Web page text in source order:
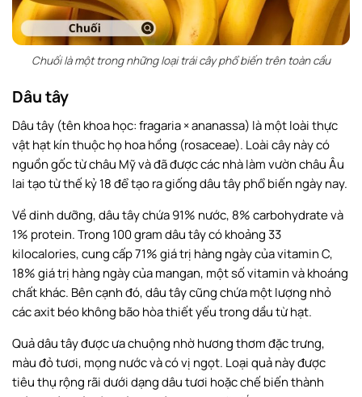
Chuối là một trong những loại trái cây phổ biến trên toàn cầu
Dâu tây
Dâu tây (tên khoa học: fragaria × ananassa) là một loài thực
vật hạt kín thuộc họ hoa hồng (rosaceae). Loài cây này có
nguồn gốc từ châu Mỹ và đã được các nhà làm vườn châu Âu
lai tạo từ thế kỷ 18 để tạo ra giống dâu tây phổ biến ngày nay.
Về dinh dưỡng, dâu tây chứa 91% nước, 8% carbohydrate và
1% protein. Trong 100 gram dâu tây có khoảng 33
kilocalories, cung cấp 71% giá trị hàng ngày của vitamin C,
18% giá trị hàng ngày của mangan, một số vitamin và khoáng
chất khác. Bên cạnh đó, dâu tây cũng chứa một lượng nhỏ
các axit béo không bão hòa thiết yếu trong dầu từ hạt.
Quả dâu tây được ưa chuộng nhờ hương thơm đặc trưng,
màu đỏ tươi, mọng nước và có vị ngọt. Loại quả này được
tiêu thụ rộng rãi dưới dạng dâu tươi hoặc chế biến thành